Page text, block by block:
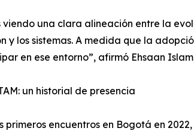
viendo una clara alineación entre la
y los sistemas. A medida que la
en ese entorno”, afirmó Ehsaan
un historial de presencia
primeros encuentros en Bogotá en